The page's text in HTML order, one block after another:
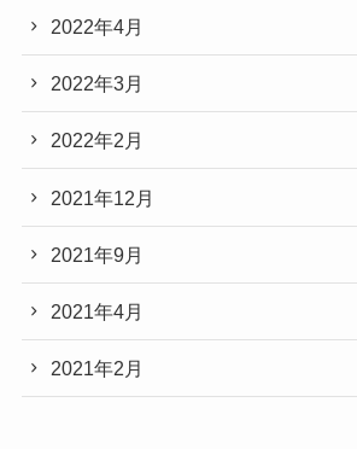
2022年4月
2022年3月
2022年2月
2021年12月
2021年9月
2021年4月
2021年2月